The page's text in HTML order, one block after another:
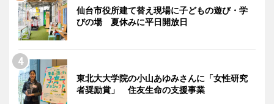
仙台市役所建て替え現場に子どもの遊び・学
びの場 夏休みに平日開放日
東北大大学院の小山あゆみさんに「女性研究
者奨励賞」 住友生命の支援事業